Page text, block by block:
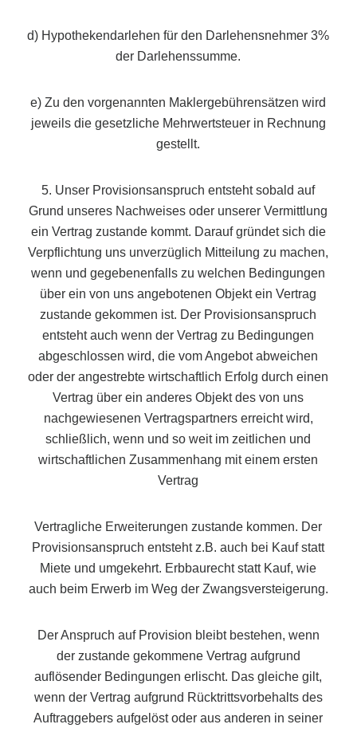
d) Hypothekendarlehen für den Darlehensnehmer 3%
der Darlehenssumme.
e) Zu den vorgenannten Maklergebührensätzen wird
jeweils die gesetzliche Mehrwertsteuer in Rechnung
gestellt.
5. Unser Provisionsanspruch entsteht sobald auf
Grund unseres Nachweises oder unserer Vermittlung
ein Vertrag zustande kommt. Darauf gründet sich die
Verpflichtung uns unverzüglich Mitteilung zu machen,
wenn und gegebenenfalls zu welchen Bedingungen
über ein von uns angebotenen Objekt ein Vertrag
zustande gekommen ist. Der Provisionsanspruch
entsteht auch wenn der Vertrag zu Bedingungen
abgeschlossen wird, die vom Angebot abweichen
oder der angestrebte wirtschaftlich Erfolg durch einen
Vertrag über ein anderes Objekt des von uns
nachgewiesenen Vertragspartners erreicht wird,
schließlich, wenn und so weit im zeitlichen und
wirtschaftlichen Zusammenhang mit einem ersten
Vertrag
Vertragliche Erweiterungen zustande kommen. Der
Provisionsanspruch entsteht z.B. auch bei Kauf statt
Miete und umgekehrt. Erbbaurecht statt Kauf, wie
auch beim Erwerb im Weg der Zwangsversteigerung.
Der Anspruch auf Provision bleibt bestehen, wenn
der zustande gekommene Vertrag aufgrund
auflösender Bedingungen erlischt. Das gleiche gilt,
wenn der Vertrag aufgrund Rücktrittsvorbehalts des
Auftraggebers aufgelöst oder aus anderen in seiner